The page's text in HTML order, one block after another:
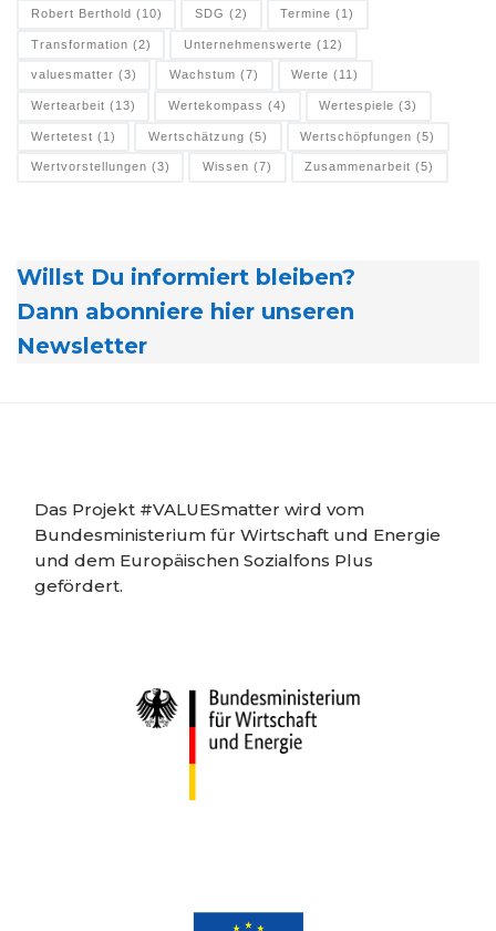
Robert Berthold (10) SDG (2) Termine (1)
Transformation (2) Unternehmenswerte (12)
valuesmatter (3) Wachstum (7) Werte (11)
Wertearbeit (13) Wertekompass (4) Wertespiele (3)
Wertetest (1) Wertschätzung (5) Wertschöpfungen (5)
Wertvorstellungen (3) Wissen (7) Zusammenarbeit (5)
Willst Du informiert bleiben?
Dann abonniere hier unseren
Newsletter
Das Projekt #VALUESmatter wird vom
Bundesministerium für Wirtschaft und Energie
und dem Europäischen Sozialfons Plus
gefördert.